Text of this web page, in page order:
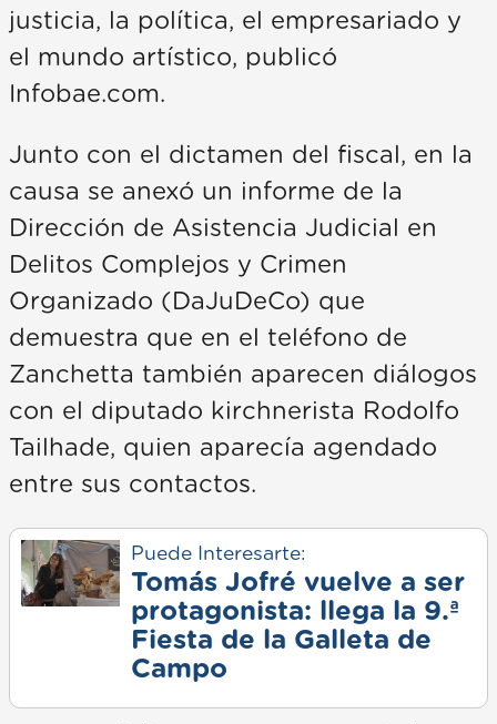
justicia, la política, el empresariado y
el mundo artístico, publicó
Infobae.com.
Junto con el dictamen del fiscal, en la
causa se anexó un informe de la
Dirección de Asistencia Judicial en
Delitos Complejos y Crimen
Organizado (DaJuDeCo) que
demuestra que en el teléfono de
Zanchetta también aparecen diálogos
con el diputado kirchnerista Rodolfo
Tailhade, quien aparecía agendado
entre sus contactos.
Puede Interesarte:
Tomás Jofré vuelve a ser
protagonista: llega la 9.ª
Fiesta de la Galleta de
Campo